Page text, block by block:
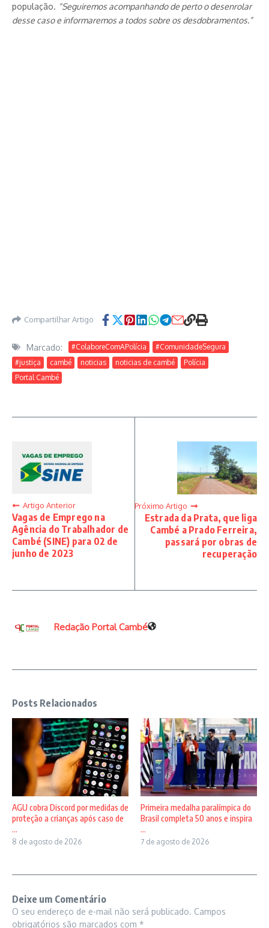
população. “Seguiremos acompanhando de perto o desenrolar
desse caso e informaremos a todos sobre os desdobramentos.”
Compartilhar Artigo
Marcado: #ColaboreComAPolícia
#ComunidadeSegura
#justiça
cambé noticias noticias de cambé
Polícia
Portal Cambé
Artigo Anterior
Vagas de Emprego na
Agência do Trabalhador de
Cambé (SINE) para 02 de
junho de 2023
Próximo Artigo
Estrada da Prata, que liga
Cambé a Prado Ferreira,
passará por obras de
recuperação
Redação Portal Cambé
Posts Relacionados
AGU cobra Discord por medidas de
proteção a crianças após caso de
...
8 de agosto de 2026
Primeira medalha paralímpica do
Brasil completa 50 anos e inspira
...
7 de agosto de 2026
Deixe um Comentário
O seu endereço de e-mail não será publicado. Campos
obrigatórios são marcados com *